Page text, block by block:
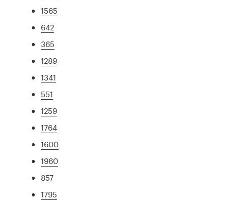
1565
642
365
1289
1341
551
1259
1764
1600
1960
857
1795